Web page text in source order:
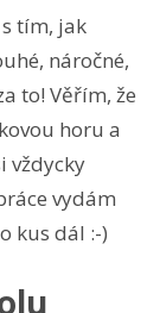
tím, jak
náročné,
to! Věřím, že
horu a
vždycky
vydám
kus dál :-)